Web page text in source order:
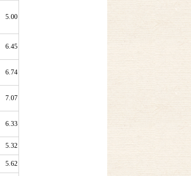
5.00
6.45
6.74
7.07
6.33
5.32
5.62